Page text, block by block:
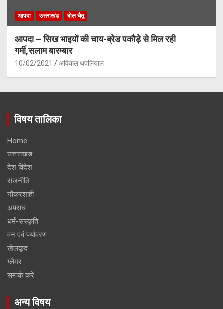
आपदा उत्तराखंड बोल चैतू
आपदा – सिख भाइयों की चाय-ब्रेड पकौड़े से मिल रही
गर्मी,सलाम बारम्बार
10/02/2021 अविकल थपलियाल
विषय तालिका
Home
उत्तराखंड
देश विदेश
राजनीति
नौकरशाही
अपराध
धर्म-संस्कृति
वन एवं पर्यावरण
खेलकूद
ग्लैमर
सम्पर्क करें
अन्य विषय